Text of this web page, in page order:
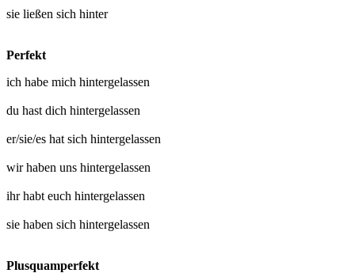
sie ließen sich hinter
Perfekt
ich habe mich hintergelassen
du hast dich hintergelassen
er/sie/es hat sich hintergelassen
wir haben uns hintergelassen
ihr habt euch hintergelassen
sie haben sich hintergelassen
Plusquamperfekt